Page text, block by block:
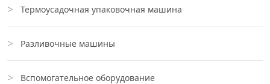
Термоусадочная упаковочная машина
Разливочные машины
Вспомогательное оборудование